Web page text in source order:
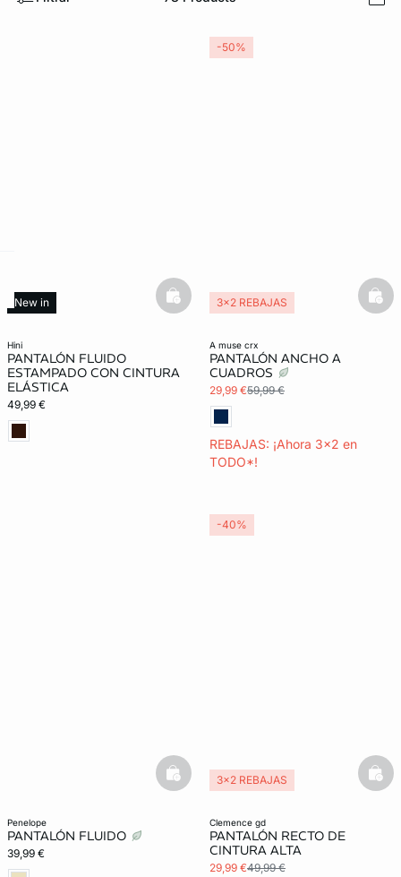
hini
PANTALÓN FLUIDO
ESTAMPADO CON CINTURA
ELÁSTICA
49,99 €
New in basketfull
a muse crx
PANTALÓN ANCHO A
CUADROS
29,99 €59,99 €
REBAJAS: ¡Ahora 3x2 en
TODO*!
3x2 REBAJAS
-50%
penelope
PANTALÓN FLUIDO
39,99 €
basketfull
clemence gd
PANTALÓN RECTO DE
CINTURA ALTA
29,99 €49,99 €
3x2 REBAJAS
-40%